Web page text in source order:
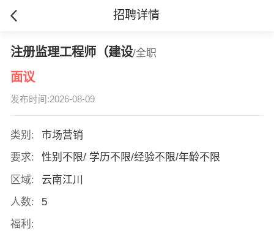
招聘详情
注册监理工程师（建设/全职
面议
发布时间:2026-08-09
类别:
市场营销
要求:
性别不限/ 学历不限/经验不限/年龄不限
区域:
云南江川
人数:
5
福利: